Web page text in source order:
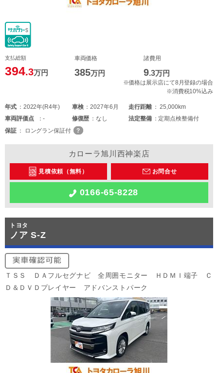
支払総額
394.3万円
車両価格
385万円
諸費用
9.3万円
※価格は展示店にて8月登録の場合
※消費税10%込み
年式 2022年(R4年) 車検 2027年6月 走行距離
25,000km
車両評価点 - 修復歴 なし 法定整備
定期点検整備付
保証
ロングラン保証付
カローラ旭川西神楽店
見積依頼（無料） お問合せ
0166-65-8228
トヨタ
ノア S-Z
ＴＳＳ ＤＡフルセグナビ 全周囲モニター ＨＤＭＩ端子 Ｃ
Ｄ＆ＤＶＤプレイヤー アドバンストパーク